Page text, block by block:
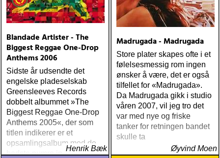
Blandade Artister - The
Biggest Reggae One-Drop
Anthems 2006
Sidste år udsendte det
engelske pladeselskab
Greensleeves Records
dobbelt albummet »The
Biggest Reggae One-Drop
Anthems 2005«, der som
titlen indikerer er et
opsamlingsalbum med de
bedste numre indenfor den
Henrik Bæk
Madrugada - Madrugada
Store plater skapes ofte i et
følelsesmessig rom ingen
ønsker å være, det er også
tilfellet for «Madrugada».
Da Madrugada gikk i studio
våren 2007, vil jeg tro det
var med nye og friske
tanker for retningen bandet
skulle ta
Øyvind Moen